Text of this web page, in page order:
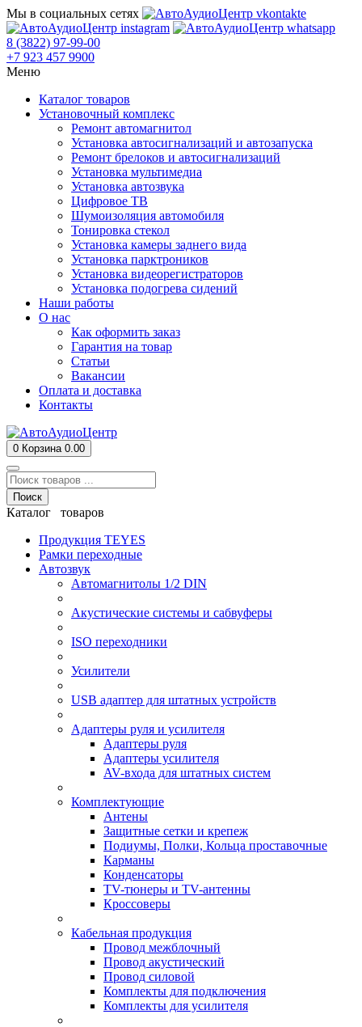
Мы в социальных сетях
8 (3822) 97-99-00
+7 923 457 9900
Меню
Каталог товаров
Установочный комплекс
Ремонт автомагнитол
Установка автосигнализаций и автозапуска
Ремонт брелоков и автосигнализаций
Установка мультимедиа
Установка автозвука
Цифровое ТВ
Шумоизоляция автомобиля
Тонировка стекол
Установка камеры заднего вида
Установка парктроников
Установка видеорегистраторов
Установка подогрева сидений
Наши работы
О нас
Как оформить заказ
Гарантия на товар
Статьи
Вакансии
Оплата и доставка
Контакты
0 Корзина 0.00
Поиск
Каталог товаров
Продукция TEYES
Рамки переходные
Автозвук
Автомагнитолы 1/2 DIN
Акустические системы и сабвуферы
ISO переходники
Усилители
USB адаптер для штатных устройств
Адаптеры руля и усилителя
Адаптеры руля
Адаптеры усилителя
AV-входа для штатных систем
Комплектующие
Антены
Защитные сетки и крепеж
Подиумы, Полки, Кольца проставочные
Карманы
Конденсаторы
TV-тюнеры и TV-антенны
Кроссоверы
Кабельная продукция
Провод межблочный
Провод акустический
Провод силовой
Комплекты для подключения
Комплекты для усилителя